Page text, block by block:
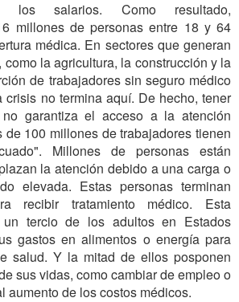
salarios. Como resultado,
millones de personas entre 18 y 64
médica. En sectores que generan
la agricultura, la construcción y la
de trabajadores sin seguro médico
crisis no termina aquí. De hecho, tener
garantiza el acceso a la atención
de 100 millones de trabajadores tienen
Millones de personas están
la atención debido a una carga o
elevada. Estas personas terminan
recibir tratamiento médico. Esta
tercio de los adultos en Estados
gastos en alimentos o energía para
salud. Y la mitad de ellos posponen
sus vidas, como cambiar de empleo o
aumento de los costos médicos.